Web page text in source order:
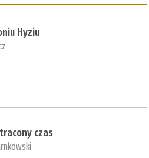
Hyziu
czas